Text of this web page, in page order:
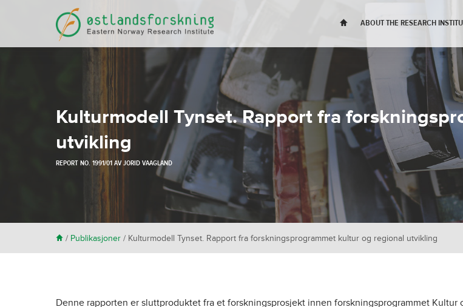
H ABOUT THE RESEARCH
Kulturmodell Tynset. Rapport fra
utvikling
REPORT NO. 1991/01 AVJORID VAAGLAND
H / Publikasjoner / Kulturmodell Tynset. Rapport fra forskningsprogrammet kultur og regional utvikling
Denne rapporten er sluttproduktet fra et forskningsprosjekt innen forskningsprogrammet Kultur